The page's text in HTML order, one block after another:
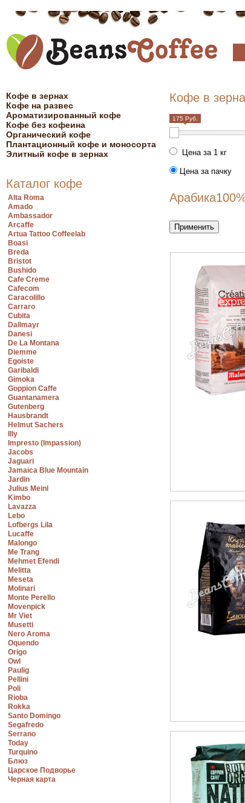
Кофе в зернах
Кофе на развес
Ароматизированный кофе
Кофе без кофеина
Органический кофе
Плантационный кофе и моносорта
Элитный кофе в зернах
Каталог кофе
Alta Roma
Amado
Ambassador
Arcaffe
Artua Tattoo Coffeelab
Boasi
Breda
Bristot
Bushido
Cafe Creme
Cafecom
Caracolillo
Carraro
Cubita
Dallmayr
Danesi
De La Montana
Diemme
Egoiste
Garibaldi
Gimoka
Goppion Caffe
Guantanamera
Gutenberg
Hausbrandt
Helmut Sachers
Illy
Impresto (Impassion)
Jacobs
Jaguari
Jamaica Blue Mountain
Jardin
Julius Meinl
Kimbo
Lavazza
Lebo
Lofbergs Lila
Lucaffe
Malongo
Me Trang
Mehmet Efendi
Melitta
Meseta
Molinari
Monte Perello
Movenpick
Mr Viet
Musetti
Nero Aroma
Oquendo
Origo
Owl
Paulig
Pellini
Poli
Rioba
Rokka
Santo Domingo
Segafredo
Serrano
Today
Turquino
Блюз
Царское Подворье
Черная карта
Кофе в
175 Руб.
Цена за 1 кг
Цена за пачку
Арабика